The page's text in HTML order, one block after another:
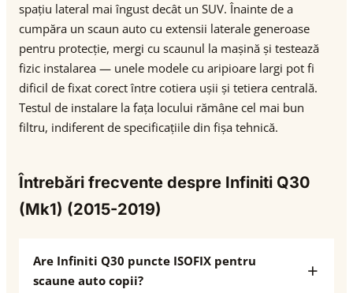
spațiu lateral mai îngust decât un SUV. Înainte de a
cumpăra un scaun auto cu extensii laterale generoase
pentru protecție, mergi cu scaunul la mașină și testează
fizic instalarea — unele modele cu aripioare largi pot fi
dificil de fixat corect între cotiera ușii și tetiera centrală.
Testul de instalare la fața locului rămâne cel mai bun
filtru, indiferent de specificațiile din fișa tehnică.
Întrebări frecvente despre Infiniti Q30
(Mk1) (2015-2019)
Are Infiniti Q30 puncte ISOFIX pentru
scaune auto copii?